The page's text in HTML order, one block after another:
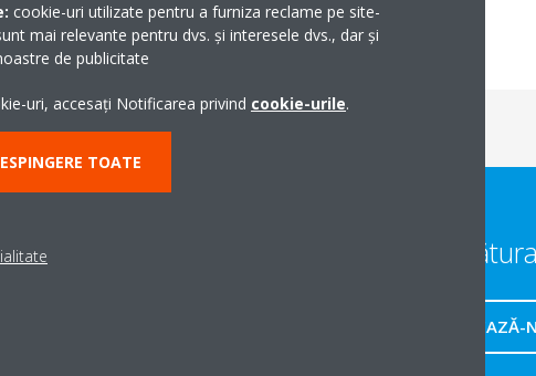
de suport? Vrei să iei
CONTACTEAZĂ-
cookie-uri utilizate pentru a furniza reclame pe site-
mai relevante pentru dvs. și interesele dvs., dar și
de publicitate
uri, accesați Notificarea privind cookie-urile.
TOATE